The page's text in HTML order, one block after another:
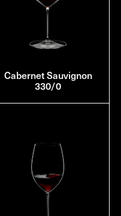
Cabernet Sauvignon
330/0